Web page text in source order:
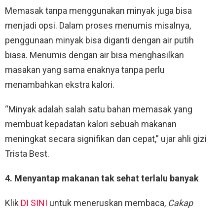
Memasak tanpa menggunakan minyak juga bisa
menjadi opsi. Dalam proses menumis misalnya,
penggunaan minyak bisa diganti dengan air putih
biasa. Menumis dengan air bisa menghasilkan
masakan yang sama enaknya tanpa perlu
menambahkan ekstra kalori.
“Minyak adalah salah satu bahan memasak yang
membuat kepadatan kalori sebuah makanan
meningkat secara signifikan dan cepat,” ujar ahli gizi
Trista Best.
4. Menyantap makanan tak sehat terlalu banyak
Klik DI SINI untuk meneruskan membaca, Cakap